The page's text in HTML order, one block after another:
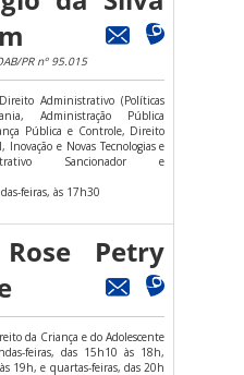
PR nº 95.015
Direito Administrativo (Políticas
Administração Pública
Pública e Controle, Direito
e Novas Tecnologias e
Sancionador e
feiras, às 17h30
Rose Petry
da Criança e do Adolescente
feiras, das 15h10 às 18h,
19h, e quartas-feiras, das 20h